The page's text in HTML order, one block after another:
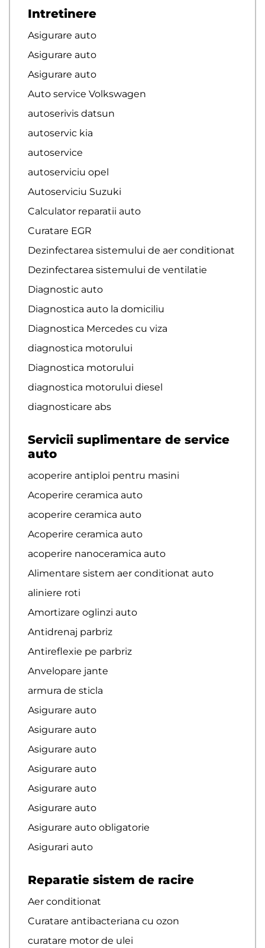
Intretinere
Asigurare auto
Asigurare auto
Asigurare auto
Auto service Volkswagen
autoserivis datsun
autoservic kia
autoservice
autoserviciu opel
Autoserviciu Suzuki
Calculator reparatii auto
Curatare EGR
Dezinfectarea sistemului de aer conditionat
Dezinfectarea sistemului de ventilatie
Diagnostic auto
Diagnostica auto la domiciliu
Diagnostica Mercedes cu viza
diagnostica motorului
Diagnostica motorului
diagnostica motorului diesel
diagnosticare abs
Servicii suplimentare de service
auto
acoperire antiploi pentru masini
Acoperire ceramica auto
acoperire ceramica auto
Acoperire ceramica auto
acoperire nanoceramica auto
Alimentare sistem aer conditionat auto
aliniere roti
Amortizare oglinzi auto
Antidrenaj parbriz
Antireflexie pe parbriz
Anvelopare jante
armura de sticla
Asigurare auto
Asigurare auto
Asigurare auto
Asigurare auto
Asigurare auto
Asigurare auto
Asigurare auto obligatorie
Asigurari auto
Reparatie sistem de racire
Aer conditionat
Curatare antibacteriana cu ozon
curatare motor de ulei